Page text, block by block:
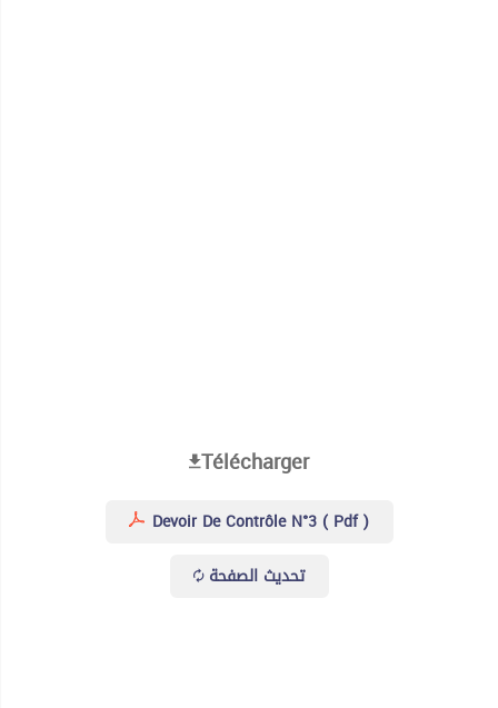
Télécharger
Devoir De Contrôle N°3 ( Pdf )
تحديث الصفحة